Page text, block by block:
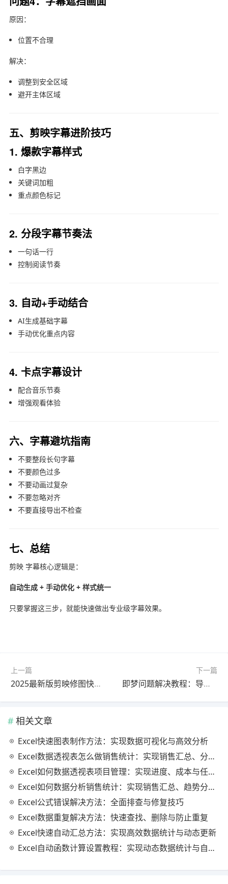
原因：
位置不合理
解决：
调整到安全区域
避开主体区域
五、剪映字幕进阶技巧
1. 爆款字幕样式
白字黑边
关键词加粗
重点颜色标记
2. 分段字幕节奏法
一句话一行
控制阅读节奏
3. 自动+手动结合
AI生成基础字幕
手动优化重点内容
4. 卡点字幕设计
配合音乐节奏
增强观看体验
六、字幕避坑指南
不要整段长句字幕
不要颜色过多
不要动画过复杂
不要忽略对齐
不要直接导出不检查
七、总结
剪映字幕核心逻辑是：
自动生成 + 手动优化 + 样式统一
只要掌握这三步，就能快速做出专业级字幕效果。
上一篇
2025最新版剪映修图快速上手教程教程｜常见问题解决
下一篇
即梦问题解决教程：导入完整教程最新更新版（完整解析）
相关文章
Excel快速图表制作方法：实现数据可视化与高效分析
Excel数据透视表怎么做销售统计：实现销售汇总、分析与动态监控
Excel如何数据透视表项目管理：实现进度、成本与任务的高效分析
Excel如何数据分析销售统计：实现销售汇总、趋势分析与业绩优化
Excel公式错误解决方法：全面排查与修复技巧
Excel数据重复解决方法：快速查找、删除与防止重复
Excel快速自动汇总方法：实现高效数据统计与动态更新
Excel自动函数计算设置教程：实现动态数据统计与自动更新